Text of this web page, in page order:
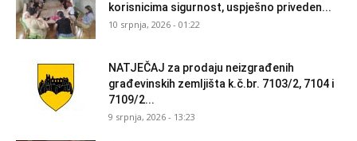
korisnicima sigurnost, uspješno priveden...
10 srpnja, 2026 - 01:22
NATJEČAJ za prodaju neizgrađenih
građevinskih zemljišta k.č.br. 7103/2, 7104 i
7109/2...
9 srpnja, 2026 - 13:23